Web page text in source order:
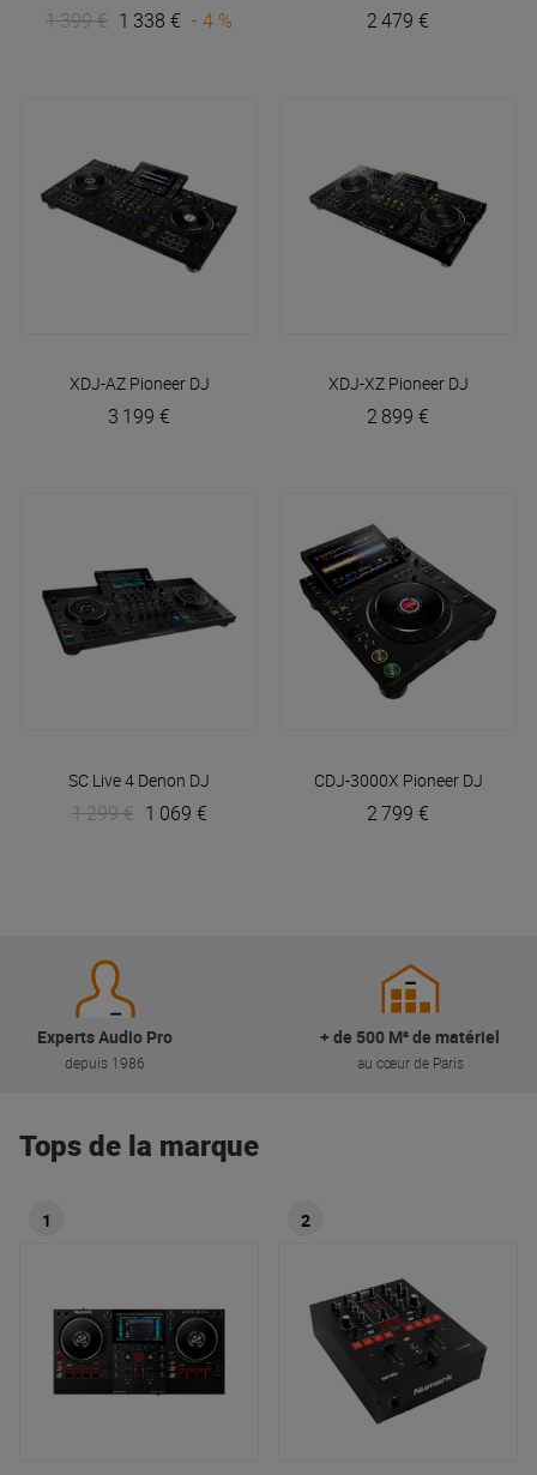
1 399 € 1 338 € - 4 % 2 479 €
XDJ-AZ Pioneer DJ
3 199 €
XDJ-XZ Pioneer DJ
2 899 €
SC Live 4 Denon DJ
1 299 € 1 069 €
CDJ-3000X Pioneer DJ
2 799 €
Experts Audio Pro
depuis 1986
+ de 500 M² de matériel
au cœur de Paris
Tops de la marque
1 2